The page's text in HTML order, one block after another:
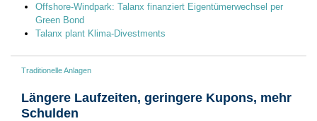
Offshore-Windpark: Talanx finanziert Eigentümerwechsel per
Green Bond
Talanx plant Klima-Divestments
Traditionelle Anlagen
Längere Laufzeiten, geringere Kupons, mehr
Schulden